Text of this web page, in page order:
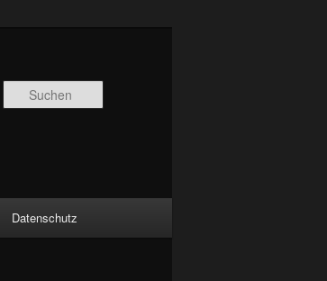
Datenschutz